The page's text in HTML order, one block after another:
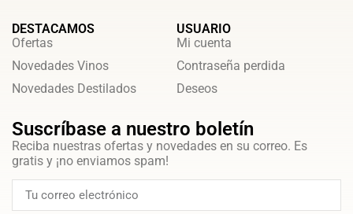
DESTACAMOS
Ofertas
Novedades Vinos
Novedades Destilados
USUARIO
Mi cuenta
Contraseña perdida
Deseos
Suscríbase a nuestro boletín
Reciba nuestras ofertas y novedades en su correo. Es
gratis y ¡no enviamos spam!